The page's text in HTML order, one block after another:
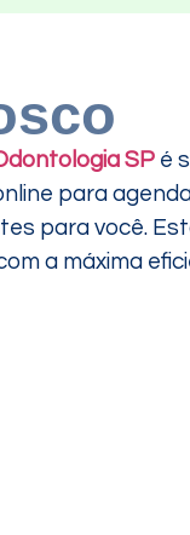
SP é
para
para você.
a máxima